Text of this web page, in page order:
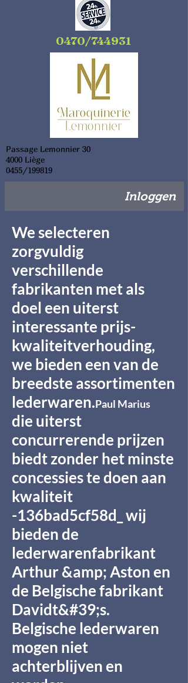
0470/744931
Passage Lemonnier 30
4000 Liège
0455/199819
Inloggen
We selecteren
zorgvuldig
verschillende
fabrikanten met als
doel een uiterst
interessante prijs-
kwaliteitverhouding,
we bieden een van de
breedste assortimenten
lederwaren.Paul Marius
die uiterst
concurrerende prijzen
biedt zonder het minste
concessies te doen aan
kwaliteit
-136bad5cf58d_ wij
bieden de
lederwarenfabrikant
Arthur &amp; Aston en
de Belgische fabrikant
Davidt&#39;s.
Belgische lederwaren
mogen niet
achterblijven en